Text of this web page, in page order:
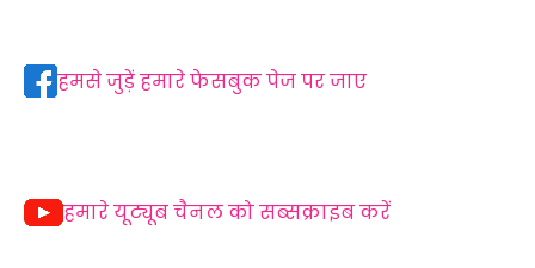
हमसे जुड़ें हमारे फेसबुक पेज पर जाए
हमारे यूट्यूब चैनल को सब्सक्राइब करें